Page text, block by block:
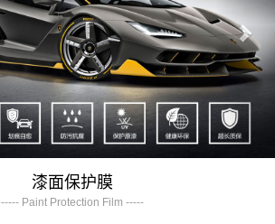
漆面保护膜
----- Paint Protection Film -----